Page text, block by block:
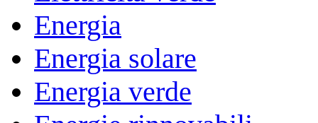
Energia
Energia solare
Energia verde